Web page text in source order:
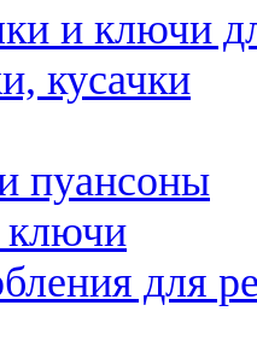
и ключи
кусачки
пуансоны
для